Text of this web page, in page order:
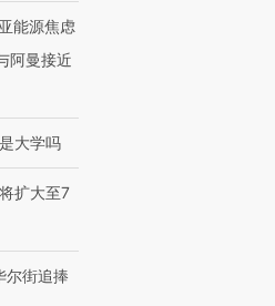
印
视线｜“入侵”还是“人道危
种
对
CFO：不靠规模取胜，华
住三大增长引擎是什么？
能源焦虑
阿曼接近
大学吗
扩大至7
尔街追捧